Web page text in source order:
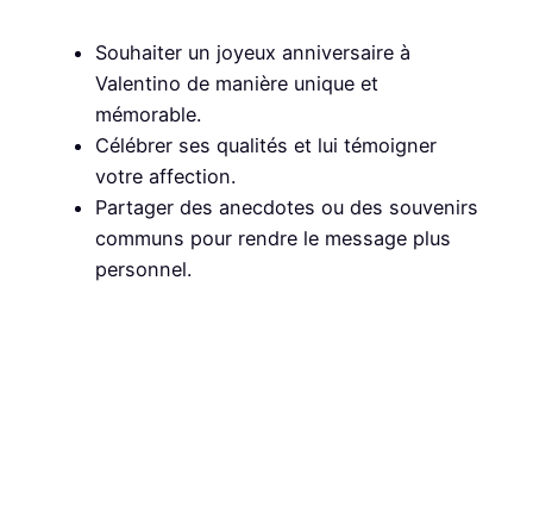
Souhaiter un joyeux anniversaire à
Valentino de manière unique et
mémorable.
Célébrer ses qualités et lui témoigner
votre affection.
Partager des anecdotes ou des souvenirs
communs pour rendre le message plus
personnel.